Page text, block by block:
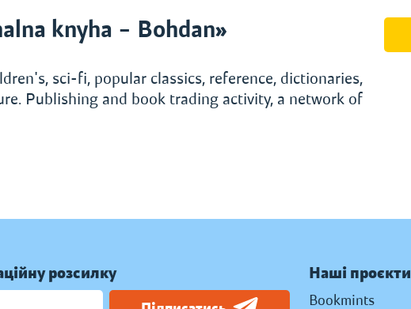
knyha – Bohdan»
sci-fi, popular classics, reference, dictionaries,
Publishing and book trading activity, a network of
розсилку Наші проєкти
Bookmints